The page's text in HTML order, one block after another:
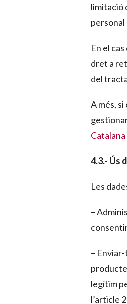
limitació
En el
dret a
del
A més,
4.3.- Ús
Les
–
–
legítim
l’article